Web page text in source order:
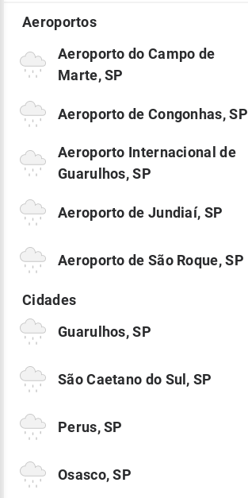
Aeroporto do Campo de
Marte, SP
Aeroporto de Congonhas, SP
Aeroporto Internacional de
Guarulhos, SP
Aeroporto de Jundiaí, SP
Aeroporto de São Roque, SP
Guarulhos, SP
São Caetano do Sul, SP
Perus, SP
Osasco, SP